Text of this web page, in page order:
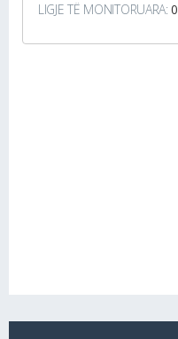
LIGJE TË MONITORUARA:0